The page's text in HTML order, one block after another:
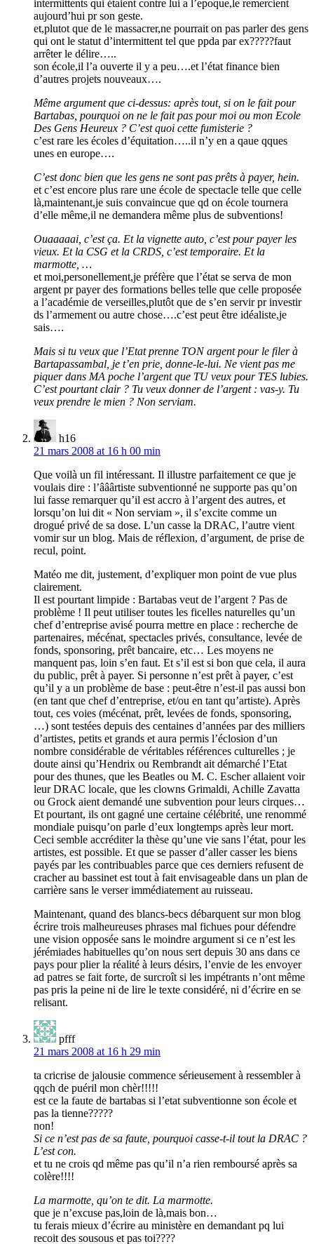
intermittents qui étaient contre lui a l’epoque,le remercient
aujourd’hui pr son geste.
et,plutot que de le massacrer,ne pourrait on pas parler des gens
qui ont le statut d’intermittent tel que ppda par ex?????faut
arrêter le délire…..
son école,il l’a ouverte il y a peu….et l’état finance bien
d’autres projets nouveaux….
Même argument que ci-dessus: après tout, si on le fait pour
Bartabas, pourquoi on ne le fait pas pour moi ou mon Ecole
Des Gens Heureux ? C’est quoi cette fumisterie ?
c’est rare les écoles d’équitation…..il n’y en a qaue qques
unes en europe….
C’est donc bien que les gens ne sont pas prêts à payer, hein.
et c’est encore plus rare une école de spectacle telle que celle
là,maintenant,je suis convaincue que qd on école tournera
d’elle même,il ne demandera même plus de subventions!
Ouaaaaai, c’est ça. Et la vignette auto, c’est pour payer les
vieux. Et la CSG et la CRDS, c’est temporaire. Et la
marmotte, …
et moi,personellement,je préfère que l’état se serva de mon
argent pr payer des formations belles telle que celle proposée
a l’académie de verseilles,plutôt que de s’en servir pr investir
ds l’armement ou autre chose….c’est peut être idéaliste,je
sais….
Mais si tu veux que l’Etat prenne TON argent pour le filer à
Bartapassambal, je t’en prie, donne-le-lui. Ne vient pas me
piquer dans MA poche l’argent que TU veux pour TES lubies.
C’est pourtant clair ? Tu veux donner de l’argent : vas-y. Tu
veux prendre le mien ? Non serviam.
h16
21 mars 2008 at 16 h 00 min
Que voilà un fil intéressant. Il illustre parfaitement ce que je
voulais dire : l’ââârtiste subventionné ne supporte pas qu’on
lui fasse remarquer qu’il est accro à l’argent des autres, et
lorsqu’on lui dit « Non serviam », il s’excite comme un
drogué privé de sa dose. L’un casse la DRAC, l’autre vient
vomir sur un blog. Mais de réflexion, d’argument, de prise de
recul, point.
Matéo me dit, justement, d’expliquer mon point de vue plus
clairement.
Il est pourtant limpide : Bartabas veut de l’argent ? Pas de
problème ! Il peut utiliser toutes les ficelles naturelles qu’un
chef d’entreprise avisé pourra mettre en place : recherche de
partenaires, mécénat, spectacles privés, consultance, levée de
fonds, sponsoring, prêt bancaire, etc… Les moyens ne
manquent pas, loin s’en faut. Et s’il est si bon que cela, il aura
du public, prêt à payer. Si personne n’est prêt à payer, c’est
qu’il y a un problème de base : peut-être n’est-il pas aussi bon
(en tant que chef d’entreprise, et/ou en tant qu’artiste). Après
tout, ces voies (mécénat, prêt, levées de fonds, sponsoring,
…) sont testées depuis des centaines d’années par des milliers
d’artistes, petits et grands et aura permis l’éclosion d’un
nombre considérable de véritables références culturelles ; je
doute ainsi qu’Hendrix ou Rembrandt ait démarché l’Etat
pour des thunes, que les Beatles ou M. C. Escher allaient voir
leur DRAC locale, que les clowns Grimaldi, Achille Zavatta
ou Grock aient demandé une subvention pour leurs cirques…
Et pourtant, ils ont gagné une certaine célébrité, une renommé
mondiale puisqu’on parle d’eux longtemps après leur mort.
Ceci semble accréditer la thèse qu’une vie sans l’état, pour les
artistes, est possible. Et que se passer d’aller casser les biens
payés par les contribuables parce que ces derniers refusent de
cracher au bassinet est tout à fait envisageable dans un plan de
carrière sans le verser immédiatement au ruisseau.
Maintenant, quand des blancs-becs débarquent sur mon blog
écrire trois malheureuses phrases mal fichues pour défendre
une vision opposée sans le moindre argument si ce n’est les
jérémiades habituelles qu’on nous sert depuis 30 ans dans ce
pays pour plier la réalité à leurs désirs, l’envie de les envoyer
ad patres se fait forte, de surcroît si les impétrants n’ont même
pas pris la peine ni de lire le texte considéré, ni d’écrire en se
relisant.
pfff
21 mars 2008 at 16 h 29 min
ta cricrise de jalousie commence sérieusement à ressembler à
qqch de puéril mon chèr!!!!!
est ce la faute de bartabas si l’etat subventionne son école et
pas la tienne?????
non!
Si ce n’est pas de sa faute, pourquoi casse-t-il tout la DRAC ?
L’est con.
et tu ne crois qd même pas qu’il n’a rien remboursé après sa
colère!!!!
La marmotte, qu’on te dit. La marmotte.
que je n’excuse pas,loin de là,mais bon…
tu ferais mieux d’écrire au ministère en demandant pq lui
recoit des sousous et pas toi????